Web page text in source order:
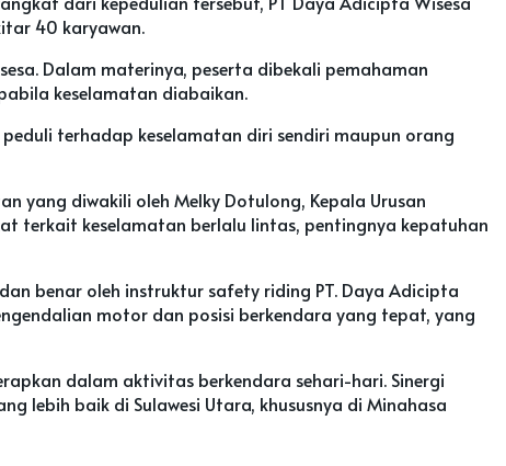
40 karyawan.
Dalam materinya, peserta dibekali pemahaman
keselamatan diabaikan.
terhadap keselamatan diri sendiri maupun orang
yang diwakili oleh Melky Dotulong, Kepala Urusan
terkait keselamatan berlalu lintas, pentingnya kepatuhan
benar oleh instruktur safety riding PT. Daya Adicipta
motor dan posisi berkendara yang tepat, yang
dalam aktivitas berkendara sehari-hari. Sinergi
lebih baik di Sulawesi Utara, khususnya di Minahasa